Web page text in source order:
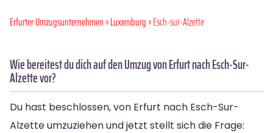
Erfurter Umzugsunternehmen»Luxemburg» Esch-sur-Alzette
Wie bereitest du dich auf den Umzug von Erfurt nach Esch-Sur-
Alzette vor?
Du hast beschlossen, von Erfurt nach Esch-Sur-
Alzette umzuziehen und jetzt stellt sich die Frage: